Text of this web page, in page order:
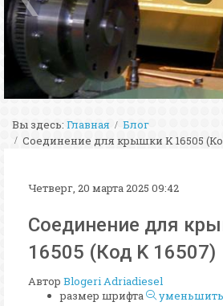
Вы здесь: Главная
Блог
Соединение для крышки K 16505
Четверг, 20 марта 2025 09:42
Соединение для
16505 (Код K 16507)
Автор Blogeri Adriadiesel
размер шрифта